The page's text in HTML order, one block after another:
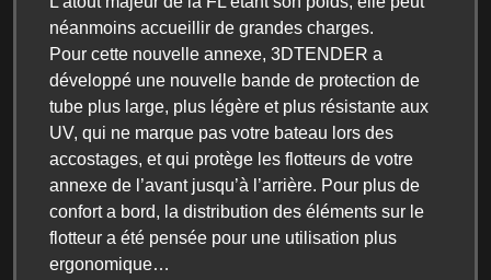
néanmoins accueillir de grandes charges.
Pour cette nouvelle annexe, 3DTENDER a
développé une nouvelle bande de protection de
tube plus large, plus légère et plus résistante aux
UV, qui ne marque pas votre bateau lors des
accostages, et qui protège les flotteurs de votre
annexe de l’avant jusqu’à l’arrière. Pour plus de
confort a bord, la distribution des éléments sur le
flotteur a été pensée pour une utilisation plus
ergonomique…